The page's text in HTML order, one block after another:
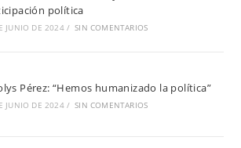
política
JUNIO DE 2024 / SIN COMENTARIOS
Pérez: “Hemos humanizado la política”
JUNIO DE 2024 / SIN COMENTARIOS